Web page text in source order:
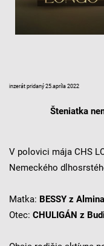
inzerát pridaný 25.apríla 2022
Šteniatka
V polovici mája CHS
Nemeckého
Matka: BESSY z
Otec: CHULIGÁN z